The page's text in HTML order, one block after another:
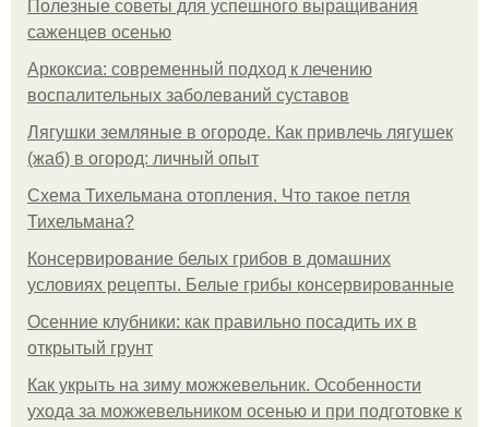
Полезные советы для успешного выращивания
саженцев осенью
Аркоксиа: современный подход к лечению
воспалительных заболеваний суставов
Лягушки земляные в огороде. Как привлечь лягушек
(жаб) в огород: личный опыт
Схема Тихельмана отопления. Что такое петля
Тихельмана?
Консервирование белых грибов в домашних
условиях рецепты. Белые грибы консервированные
Осенние клубники: как правильно посадить их в
открытый грунт
Как укрыть на зиму можжевельник. Особенности
ухода за можжевельником осенью и при подготовке к